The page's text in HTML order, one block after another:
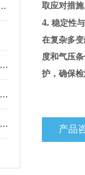
性监测仪的工作原理与技术分析
如何选择适合的生物报警器进行环境监测？
如何优化核生化控制中心的操作流程？
核生化监测防护系统的构成与功能详解
取应对措
4. 稳定性
在复杂多
度和气压
护，确保
产品